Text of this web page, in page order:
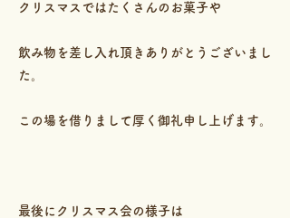
クリスマスではたくさんのお菓子や
飲み物を差し入れ頂きありがとうございまし
た。
この場を借りまして厚く御礼申し上げます。
最後にクリスマス会の様子は